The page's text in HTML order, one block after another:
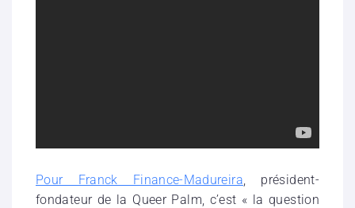
Pour Franck Finance-Madureira , président-
fondateur de la Queer Palm, c’est « la question